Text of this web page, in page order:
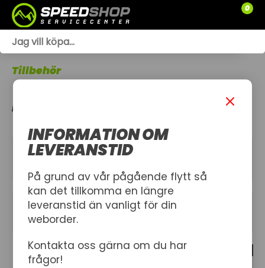
0
SLÄPVAGNAR
Tillbehör
BRÄNSLE & BRÄNSLETILLBEHÖR
KATEGORIER
FILTER
INFORMATION OM
LEVERANSTID
På grund av vår pågående flytt så
kan det tillkomma en längre
leveranstid än vanligt för din
weborder.
Kontakta oss gärna om du har
frågor!